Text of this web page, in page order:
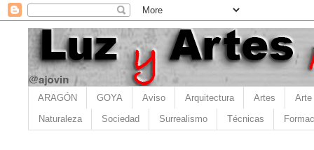
ARAGÓN GOYA Aviso Arquitectura Artes Arte
Naturaleza Sociedad Surrealismo Técnicas